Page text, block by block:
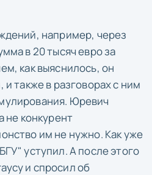
например, через
в 20 тысяч евро за
как выяснилось, он
также в разговорах с ним
Юревич
не конкурент
им не нужно. Как уже
уступил. А после этого
и спросил об